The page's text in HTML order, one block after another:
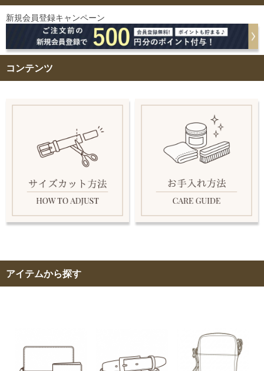
新規会員登録キャンペーン
コンテンツ
アイテムから探す